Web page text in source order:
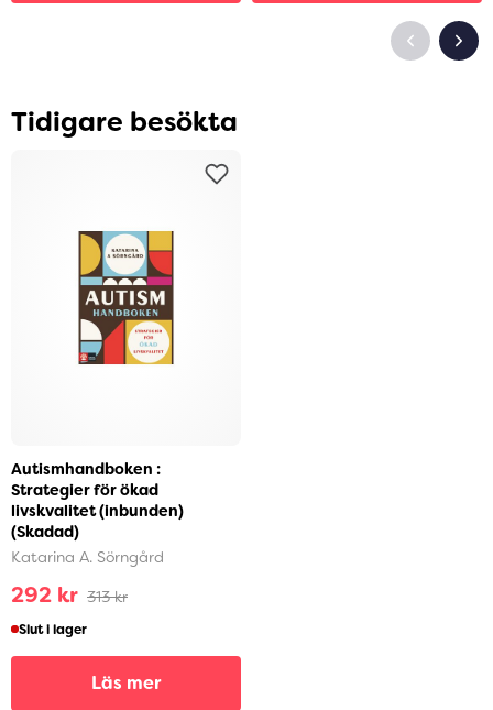
Tidigare besökta
Autismhandboken :
Strategier för ökad
livskvalitet (inbunden)
(Skadad)
Katarina A. Sörngård
292 kr 313 kr
Slut i lager
Läs mer